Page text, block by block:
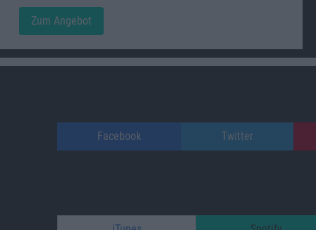
Zum Angebot
Facebook Twitter